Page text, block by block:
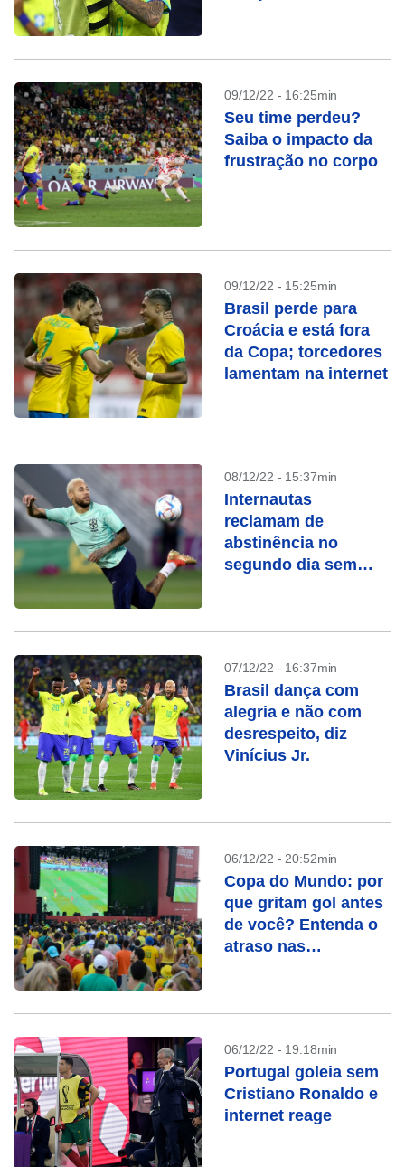
09/12/22 - 16:25min
Seu time perdeu?
Saiba o impacto da
frustração no corpo
09/12/22 - 15:25min
Brasil perde para
Croácia e está fora
da Copa; torcedores
lamentam na internet
08/12/22 - 15:37min
Internautas
reclamam de
abstinência no
segundo dia sem
07/12/22 - 16:37min
Brasil dança com
alegria e não com
desrespeito, diz
Vinícius Jr.
06/12/22 - 20:52min
Copa do Mundo: por
que gritam gol antes
de você? Entenda o
atraso nas
06/12/22 - 19:18min
Portugal goleia sem
Cristiano Ronaldo e
internet reage